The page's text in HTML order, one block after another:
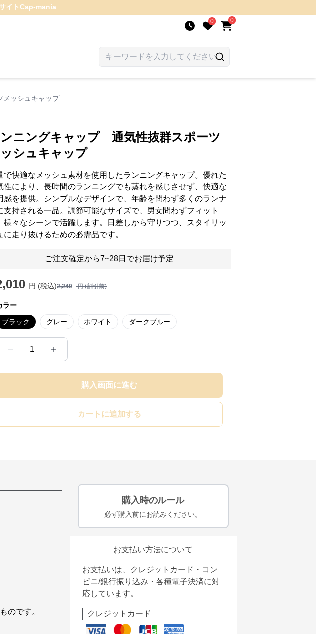
イトCap-mania
0 0
ッシュキャップ
ニングキャップ 通気性抜群スポーツ
シュキャップ
で快適なメッシュ素材を使用したランニングキャップ。優れた
性により、長時間のランニングでも蒸れを感じさせず、快適な
感を提供。シンプルなデザインで、年齢を問わず多くのランナ
支持される一品。調節可能なサイズで、男女問わずフィット
様々なシーンで活躍します。日差しから守りつつ、スタイリッ
に走り抜けるための必需品です。
ご注文確定から7~28日でお届け予定
円 (税込)2,240 円 (割引前)
ラー
ブラック グレー ホワイト ダークブルー
1
購入画面に進む
カートに追加する
のです。
購入時のルール
必ず購入前にお読みください。
お支払い方法について
お支払いは、クレジットカード・コン
ビニ/銀行振り込み・各種電子決済に対
応しています。
クレジットカード